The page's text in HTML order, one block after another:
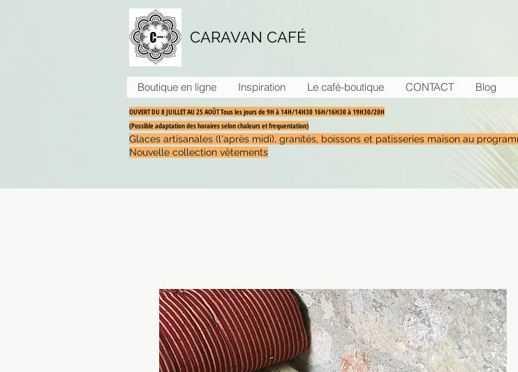
CARAVAN CAFÉ
Boutique en ligne Inspiration Le café-boutique CONTACT Blog
OUVERT DU 8 JUILLET AU 25 AOÛT Tous les jours de 9H à 14H/14H30 16H/16H30 à 19H30/20H
(Possible adaptation des horaires selon chaleurs et frequentation)
Glaces artisanales (l'après midi), granités, boissons et patisseries maison au
Nouvelle collection vêtements